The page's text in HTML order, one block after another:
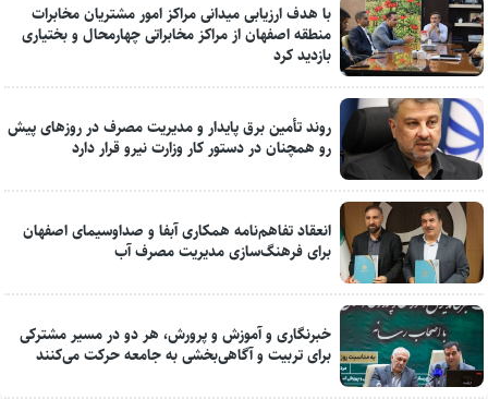
با هدف ارزیابی میدانی مراکز امور مشتریان مخابرات
منطقه اصفهان از مراکز مخابراتی چهارمحال و بختیاری
بازدید کرد
روند تأمین برق پایدار و مدیریت مصرف در روزهای پیش
رو همچنان در دستور کار وزارت نیرو قرار دارد
انعقاد تفاهم‌نامه همکاری آبفا و صداوسیمای اصفهان
برای فرهنگ‌سازی مدیریت مصرف آب
خبرنگاری و آموزش و پرورش، هر دو در مسیر مشترکی
برای تربیت و آگاهی‌بخشی به جامعه حرکت می‌کنند